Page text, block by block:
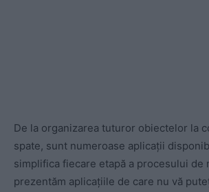
De la organizarea tuturor obiectelor la
spate, sunt numeroase aplicații
simplifica fiecare etapă a procesului de
prezentăm aplicațiile de care nu vă